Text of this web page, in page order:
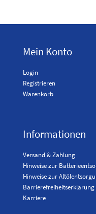
Mein Konto
Login
Registrieren
Warenkorb
Informationen
Versand & Zahlung
Hinweise zur
Hinweise zur
Barrierefreiheitserklärung
Karriere